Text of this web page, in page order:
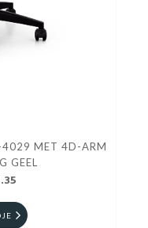
4029 MET 4D-ARM
GEEL